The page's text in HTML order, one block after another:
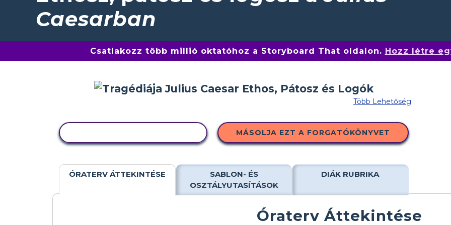
Caesarban
Csatlakozz több millió oktatóhoz a Storyboard That oldalon. Hozz létre
Több Lehetőség
MÁSOLJA EZT A FORGATÓKÖNYVET
ÓRATERV ÁTTEKINTÉSE
SABLON- ÉS
OSZTÁLYUTASÍTÁSOK
DIÁK RUBRIKA
Óraterv Áttekintése